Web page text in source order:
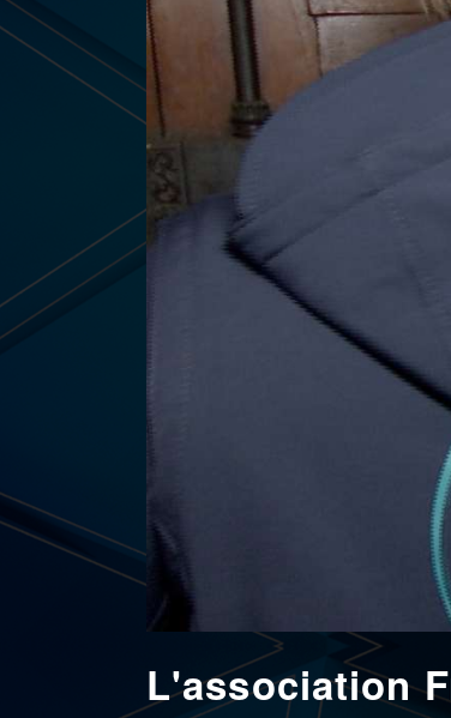
L'association